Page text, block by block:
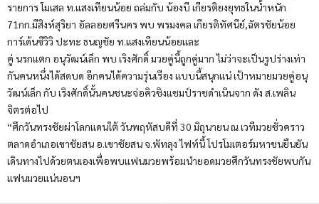
รายการ โมเสล ท.แสงเทียนน้อย ถล่มกับ น้องบี เกียรติยงยุทธในน้ำหนัก
71กก.มีสิงห์สุริยา อัลลอยศรีนคร พบ พรมงคล เกียรติทัศนีย์,ฉัตรชัยน้อย
การ์เด้นซีวิวิ ปะทะ ธนญชัย ท.แสงเทียนน้อยและ
คู่ นรกแตก อนุวัฒน์เล็ก พบ เริงศักดิ์ มวยคู่นี้ถูกคู่มาก ไม่ว่าจะเป็นรูปร่างเท่า
กันคนหนึ่งได้สดบด อีกคนได้ความรุ่นเรือง แบบนี้สนุกแน่ เป้าหมายมวยคู่อนุ
วัฒน์เล็ก กับ เริงศักดิ์นั้นคนชนะจ่อคิวชิงแชมป์ราชดำเนินจาก ดัง ส.เพลิน
จิตรต่อไป
“ศึกวันทรงชัยผ่าโลกแดนใต้ วันพฤหัสบดีที่ 30 มิถุนายน ณ เวทีมวยชั่วคราว
ตลาดอำเภอเขาชัยสน อ.เขาชัยสน จ.พัทลุง ไฟท์นี้ โปรโมเตอร์มหาชนยืนยัน
เดินทางไปด้วยตนเองเพื่อพบแฟนมวยพร้อมนำยอดมวยศึกวันทรงชัยพบกัน
แฟนมวยแน่นอนฯ